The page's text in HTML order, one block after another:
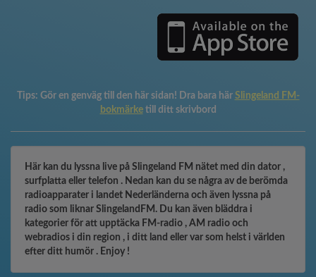
Tips: Gör en genväg till den här sidan! Dra bara här Slingeland FM-
bokmärke till ditt skrivbord
Här kan du lyssna live på Slingeland FM nätet med din dator ,
surfplatta eller telefon . Nedan kan du se några av de berömda
radioapparater i landet Nederländerna och även lyssna på
radio som liknar SlingelandFM. Du kan även bläddra i
kategorier för att upptäcka FM-radio , AM radio och
webradios i din region , i ditt land eller var som helst i världen
efter ditt humör . Enjoy !